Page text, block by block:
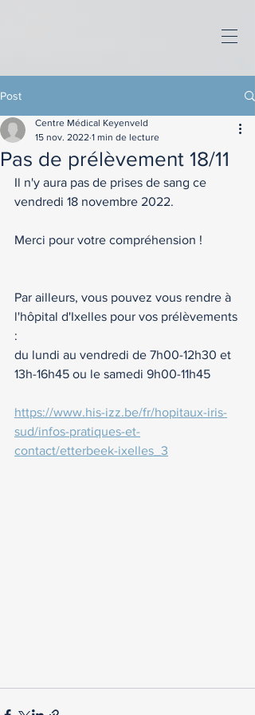
Post
Pas de prélèvement 18/11
Centre Médical Keyenveld
15 nov. 2022 1 min de lecture
Il n'y aura pas de prises de sang ce
vendredi 18 novembre 2022.
Merci pour votre compréhension !
Par ailleurs, vous pouvez vous rendre à
l'hôpital d'Ixelles pour vos prélèvements
:
du lundi au vendredi de 7h00-12h30 et
13h-16h45 ou le samedi 9h00-11h45
https://www.his-izz.be/fr/hopitaux-iris-
sud/infos-pratiques-et-
contact/etterbeek-ixelles_3